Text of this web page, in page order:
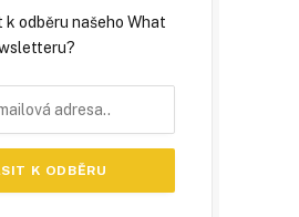
k odběru našeho What